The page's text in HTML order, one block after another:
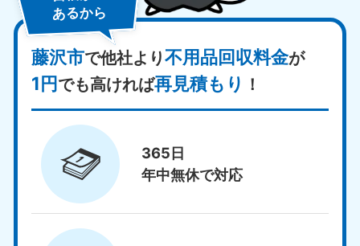
あるから
藤沢市で他社より不用品回収料金が
1円でも高ければ再見積もり ！
365日
年中無休で対応